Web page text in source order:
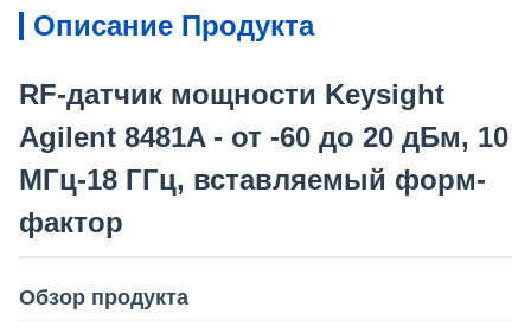
Описание Продукта
RF-датчик мощности Keysight
Agilent 8481A - от -60 до 20 дБм, 10
МГц-18 ГГц, вставляемый форм-
фактор
Обзор продукта